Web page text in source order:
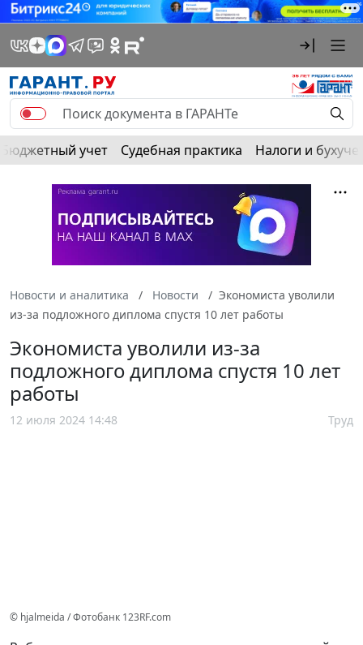
Бюджетный учет Судебная практика Налоги и
Новости и аналитика Новости
Экономиста уволили
из-за подложного диплома спустя 10 лет работы
Экономиста уволили из-за
подложного диплома спустя 10 лет
работы
12 июля 2024 14:48 Труд
© hjalmeida / Фотобанк 123RF.com